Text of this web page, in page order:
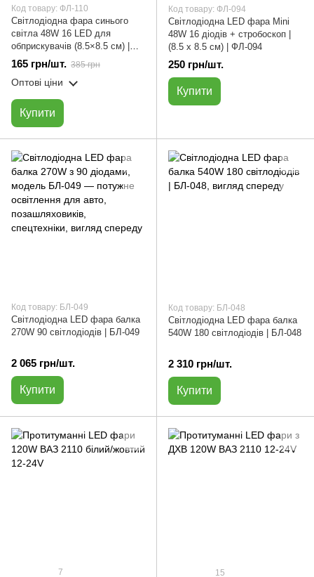
Код товару: ФЛ-110
Світлодіодна фара синього
світла 48W 16 LED для
обприскувачів (8.5×8.5 см) |
EVERLED ФЛ-110
165 грн/шт. 385 грн
Оптові ціни
Купити
Код товару: ФЛ-094
Світлодіодна LED фара Мini
48W 16 діодів + стробоскоп |
(8.5 х 8.5 см) | ФЛ-094
250 грн/шт.
Купити
Код товару: БЛ-049
Світлодіодна LED фара балка
270W 90 світлодіодів | БЛ-049
2 065 грн/шт.
Купити
Код товару: БЛ-048
Світлодіодна LED фара балка
540W 180 світлодіодів | БЛ-048
2 310 грн/шт.
Купити
7 15